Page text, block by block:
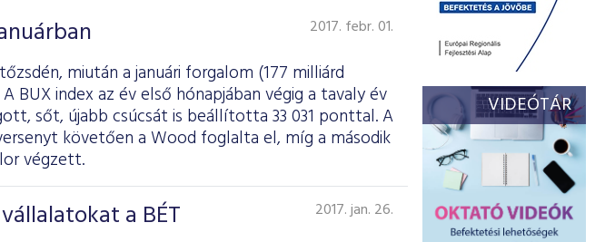
2017. febr. 01.
miután a januári forgalom (177 milliárd
BUX index az év első hónapjában végig a tavaly év
sőt, újabb csúcsát is beállította 33 031 ponttal. A
követően a Wood foglalta el, míg a második
végzett.
a BÉT 2017. jan. 26.
VIDEÓTÁR